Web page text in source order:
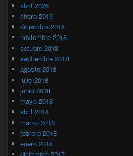
abril 2026
enero 2019
diciembre 2018
noviembre 2018
octubre 2018
septiembre 2018
agosto 2018
julio 2018
junio 2018
mayo 2018
abril 2018
marzo 2018
febrero 2018
enero 2018